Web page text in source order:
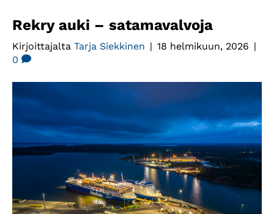
Rekry auki – satamavalvoja
Kirjoittajalta Tarja Siekkinen | 18 helmikuun, 2026 |
0